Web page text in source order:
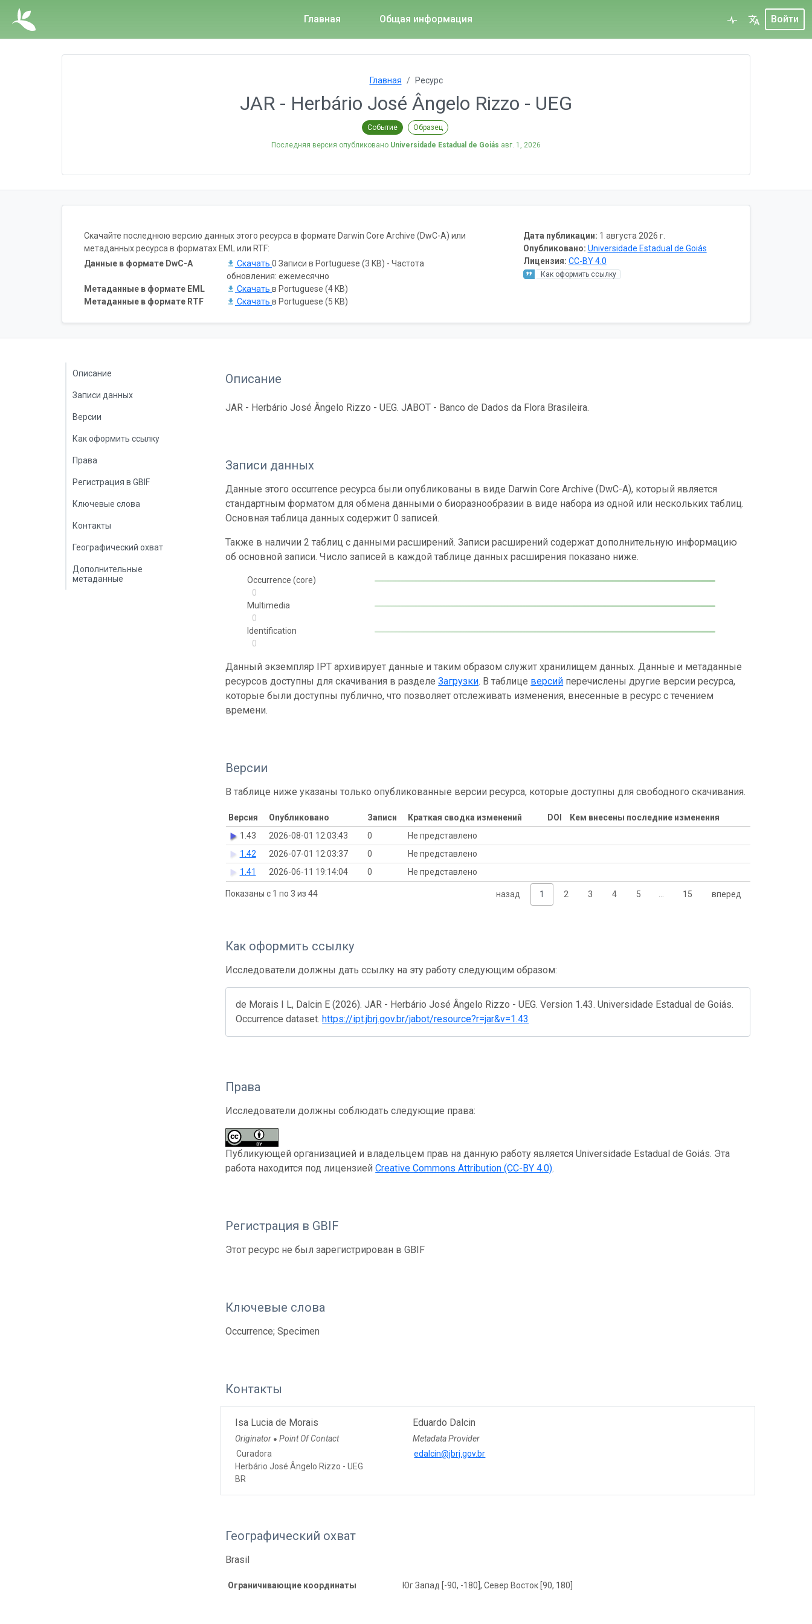
Главная Общая информация Войти
Главная Ресурс
JAR - Herbário José Ângelo Rizzo - UEG
Событие Образец
Последняя версия опубликовано Universidade Estadual de Goiás авг. 1, 2026
Дата публикации: 1 августа 2026 г.
Опубликовано: Universidade Estadual de Goiás
Лицензия: CC-BY 4.0
Как оформить ссылку
Скачайте последнюю версию данных этого ресурса в формате Darwin Core Archive (DwC-A) или
метаданных ресурса в форматах EML или RTF:
Данные в формате DwC-A
Скачать 0 Записи в Portuguese (3 KB) - Частота
обновления: ежемесячно
Метаданные в формате EML
Скачать в Portuguese (4 KB)
Метаданные в формате RTF
Скачать в Portuguese (5 KB)
Описание
Записи данных
Версии
Как оформить ссылку
Права
Регистрация в GBIF
Ключевые слова
Контакты
Географический охват
Дополнительные
метаданные
Описание
JAR - Herbário José Ângelo Rizzo - UEG. JABOT - Banco de Dados da Flora Brasileira.
Записи данных
Данные этого occurrence ресурса были опубликованы в виде Darwin Core Archive (DwC-A), который является
стандартным форматом для обмена данными о биоразнообразии в виде набора из одной или нескольких таблиц.
Основная таблица данных содержит 0 записей.
Также в наличии 2 таблиц с данными расширений. Записи расширений содержат дополнительную информацию
об основной записи. Число записей в каждой таблице данных расширения показано ниже.
Occurrence (core)
0
Multimedia
0
Identification
0
Данный экземпляр IPT архивирует данные и таким образом служит хранилищем данных. Данные и метаданные
ресурсов доступны для скачивания в разделеЗагрузки. В таблице версий перечислены другие версии ресурса,
которые были доступны публично, что позволяет отслеживать изменения, внесенные в ресурс с течением
времени.
Версии
В таблице ниже указаны только опубликованные версии ресурса, которые доступны для свободного скачивания.
Версия Опубликовано Записи Краткая сводка изменений DOI
Кем внесены последние изменения
1.43
2026-08-01 12:03:43 0
Не представлено
1.42
2026-07-01 12:03:37 0
Не представлено
1.41
2026-06-11 19:14:04 0 Не представлено
Показаны с 1 по 3 из 44 назад 1 2 3 4 5 … 15 вперед
Как оформить ссылку
Исследователи должны дать ссылку на эту работу следующим образом:
de Morais I L, Dalcin E (2026). JAR - Herbário José Ângelo Rizzo - UEG. Version 1.43. Universidade Estadual de Goiás.
Occurrence dataset. https://ipt.jbrj.gov.br/jabot/resource?r=jar&v=1.43
Права
Исследователи должны соблюдать следующие права:
Публикующей организацией и владельцем прав на данную работу является Universidade Estadual de Goiás. Эта
работа находится под лицензиейCreative Commons Attribution (CC-BY 4.0).
Регистрация в GBIF
Этот ресурс не был зарегистрирован в GBIF
Ключевые слова
Occurrence; Specimen
Контакты
Isa Lucia de Morais
Originator ● Point Of Contact
Curadora
Herbário José Ângelo Rizzo - UEG
BR
Eduardo Dalcin
Metadata Provider
edalcin@jbrj.gov.br
Географический охват
Brasil
Ограничивающие координаты Юг Запад [-90, -180], Север Восток [90, 180]